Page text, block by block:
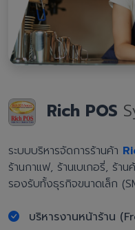
Rich POS
ระบบบริหารจัดการร้านค้า
ร้านกาแฟ, ร้านเบเกอรี่, ร้า
รองรับทั้งธุรกิจขนาดเล็ก
บริหารงานหน้าร้าน